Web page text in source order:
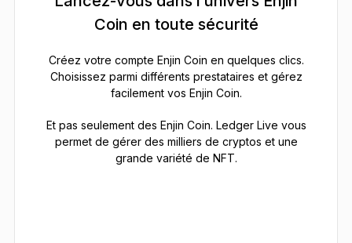
Coin en toute sécurité
Créez votre compte Enjin Coin en quelques clics.
Choisissez parmi différents prestataires et gérez
facilement vos Enjin Coin.
Et pas seulement des Enjin Coin. Ledger Live vous
permet de gérer des milliers de cryptos et une
grande variété de NFT.